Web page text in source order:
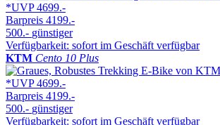
*UVP4699.-
Barpreis 4199.-
500.- günstiger
Verfügbarkeit: sofort im Geschäft verfügbar
KTM Cento 10 Plus
*UVP4699.-
Barpreis 4199.-
500.- günstiger
Verfügbarkeit: sofort im Geschäft verfügbar